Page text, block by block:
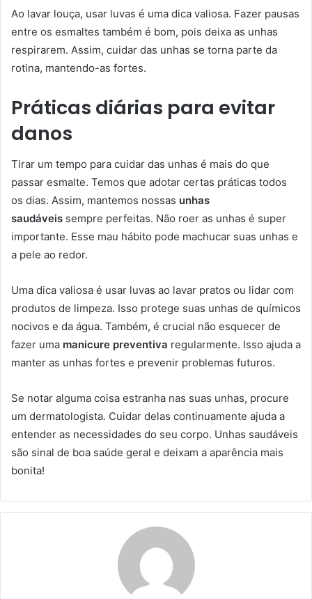
Ao lavar louça, usar luvas é uma dica valiosa. Fazer pausas
entre os esmaltes também é bom, pois deixa as unhas
respirarem. Assim, cuidar das unhas se torna parte da
rotina, mantendo-as fortes.
Práticas diárias para evitar
danos
Tirar um tempo para cuidar das unhas é mais do que
passar esmalte. Temos que adotar certas práticas todos
os dias. Assim, mantemos nossas unhas
saudáveis sempre perfeitas. Não roer as unhas é super
importante. Esse mau hábito pode machucar suas unhas e
a pele ao redor.
Uma dica valiosa é usar luvas ao lavar pratos ou lidar com
produtos de limpeza. Isso protege suas unhas de químicos
nocivos e da água. Também, é crucial não esquecer de
fazer uma manicure preventiva regularmente. Isso ajuda a
manter as unhas fortes e prevenir problemas futuros.
Se notar alguma coisa estranha nas suas unhas, procure
um dermatologista. Cuidar delas continuamente ajuda a
entender as necessidades do seu corpo. Unhas saudáveis
são sinal de boa saúde geral e deixam a aparência mais
bonita!